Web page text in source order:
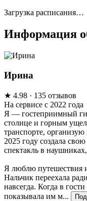
Загрузка расписания…
Информация
Ирина
★ 4.98 · 135 отзывов
На сервисе с 2022 года
Я — гостеприимный
столице и горным
транспорте,
2025 году создала
спектакль в
Я люблю путешествия
Нальчик переехала
навсегда. Когда в
показывала им м...